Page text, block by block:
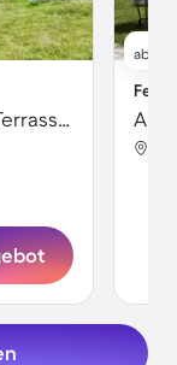
Ferienhaus mit Grill, Garten und Terrasse | Bergblick
ab